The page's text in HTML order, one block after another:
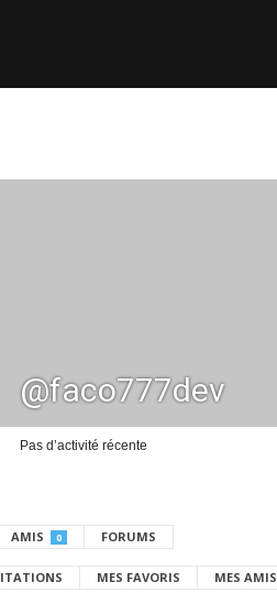
@faco777dev
Pas d’activité récente
AMIS 0 FORUMS
MES FAVORIS MES AMIS